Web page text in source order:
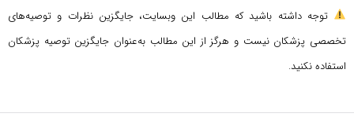
توجه داشته باشید که مطالب این وبسایت، جایگزین نظرات و توصیه‌های
تخصصی پزشکان نیست و هرگز از این مطالب به‌عنوان جایگزین توصیه پزشکان
استفاده نکنید.